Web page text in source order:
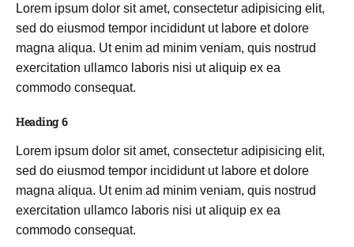
Lorem ipsum dolor sit amet, consectetur adipisicing elit,
sed do eiusmod tempor incididunt ut labore et dolore
magna aliqua. Ut enim ad minim veniam, quis nostrud
exercitation ullamco laboris nisi ut aliquip ex ea
commodo consequat.
Heading 6
Lorem ipsum dolor sit amet, consectetur adipisicing elit,
sed do eiusmod tempor incididunt ut labore et dolore
magna aliqua. Ut enim ad minim veniam, quis nostrud
exercitation ullamco laboris nisi ut aliquip ex ea
commodo consequat.